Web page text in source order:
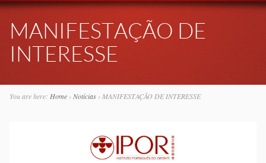
MANIFESTAÇÃO DE
INTERESSE
You are here: Home› Notícias› MANIFESTAÇÃO DE INTERESSE